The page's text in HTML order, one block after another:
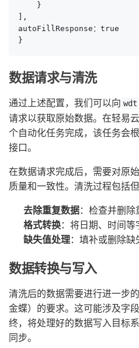
    }
],
autoFillResponse：true
}
数据请求与清洗
通过上述配置，我们可以向
请求以获取原始数据。在轻易
个自动化任务完成，该任务会
接口。
在数据请求完成后，需要对原
质量和一致性。清洗过程包括
去除重复数据：检查并删除
格式转换：将日期、时间等
缺失值处理：填补或删除缺
数据转换与写入
清洗后的数据需要进行进一步
金蝶）的要求。这可能涉及字
终，将处理好的数据写入目标
同步。